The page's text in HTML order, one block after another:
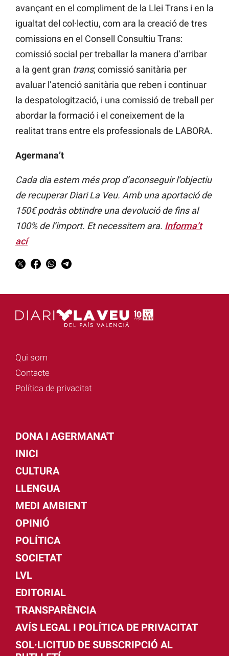
avançant en el compliment de la Llei Trans i en la
igualtat del col·lectiu, com ara la creació de tres
comissions en el Consell Consultiu Trans:
comissió social per treballar la manera d’arribar
a la gent gran trans; comissió sanitària per
avaluar l’atenció sanitària que reben i continuar
la despatologització, i una comissió de treball per
abordar la formació i el coneixement de la
realitat trans entre els professionals de LABORA.
Agermana’t
Cada dia estem més prop d’aconseguir l’objectiu
de recuperar Diari La Veu. Amb una aportació de
150€ podràs obtindre una devolució de fins al
100% de l’import. Et necessitem ara. Informa’t
ací
Qui som
Contacte
Política de privacitat
DONA I AGERMANA'T
INICI
CULTURA
LLENGUA
MEDI AMBIENT
OPINIÓ
POLÍTICA
SOCIETAT
LVL
EDITORIAL
TRANSPARÈNCIA
AVÍS LEGAL I POLÍTICA DE PRIVACITAT
SOL·LICITUD DE SUBSCRIPCIÓ AL